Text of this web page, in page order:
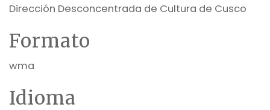
Dirección Desconcentrada de Cultura de Cusco
Formato
wma
Idioma